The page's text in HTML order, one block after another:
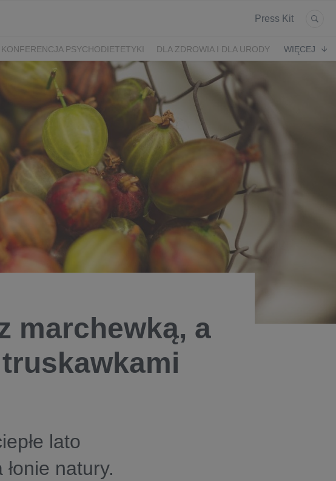
Press Kit
KONFERENCJA PSYCHODIETETYKI
DLA ZDROWIA I DLA URODY
ROKITNIK JEŻYNY PORZECZKI
MALINA
LODY RZEMIEŚLNICZE
WYBORY 2024 SZCZYT IBO 2023 🫐
WYBORY 2023
WIĘCEJ
marchewką, a
lato
natury.